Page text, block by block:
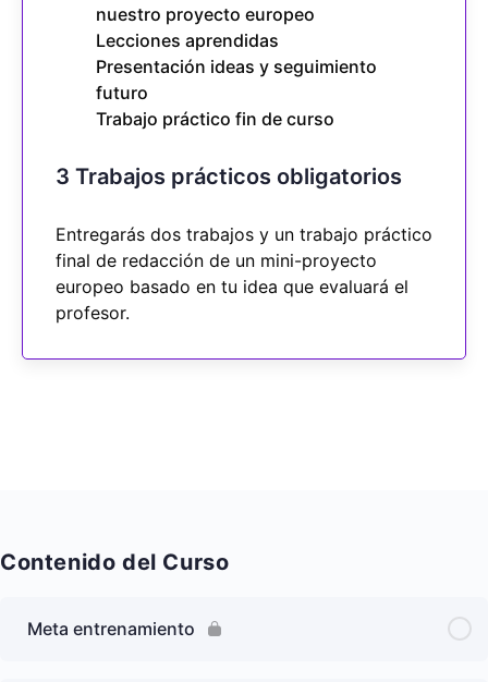
nuestro proyecto europeo
Lecciones aprendidas
Presentación ideas y seguimiento
futuro
Trabajo práctico fin de curso
3 Trabajos prácticos obligatorios
Entregarás dos trabajos y un trabajo práctico
final de redacción de un mini-proyecto
europeo basado en tu idea que evaluará el
profesor.
Contenido del Curso
Meta entrenamiento